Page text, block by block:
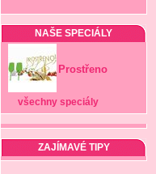
NAŠE SPECIÁLY
Prostřeno
všechny speciály
ZAJÍMAVÉ TIPY